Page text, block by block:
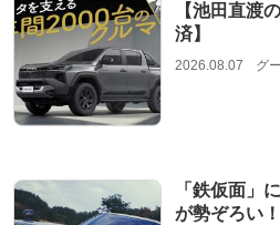
【池田直渡
済】
2026.08.07 グ
「鉄仮面」
が勢ぞろい